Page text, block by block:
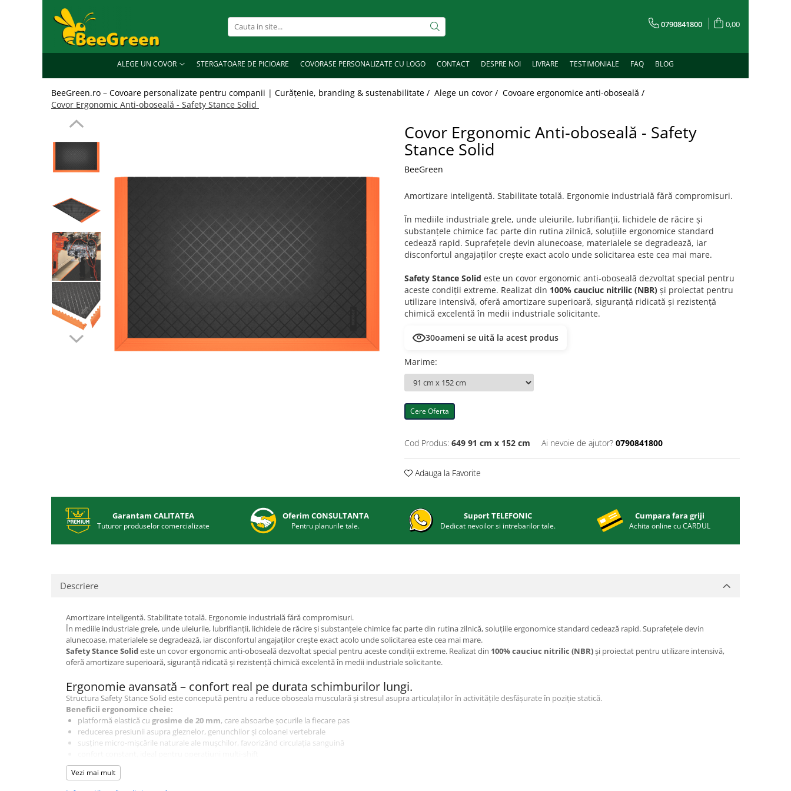
Alege un covor
Covoare de interior
Covoare personalizate
Covoare profesionale
Covoare din aluminiu
0790841800 0,00
ALEGE UN COVOR STERGATOARE DE PICIOARE COVORASE PERSONALIZATE CU LOGO CONTACT DESPRE NOI LIVRARE TESTIMONIALE FAQ BLOG
BeeGreen.ro – Covoare personalizate pentru companii | Curățenie, branding & sustenabilitate / Alege un covor / Covoare ergonomice anti-oboseală /
Covor Ergonomic Anti-oboseală - Safety Stance Solid
Covor Ergonomic Anti-oboseală - Safety
Stance Solid
BeeGreen
Amortizare inteligentă. Stabilitate totală. Ergonomie industrială fără compromisuri.
În mediile industriale grele, unde uleiurile, lubrifianții, lichidele de răcire și
substanțele chimice fac parte din rutina zilnică, soluțiile ergonomice standard
cedează rapid. Suprafețele devin alunecoase, materialele se degradează, iar
disconfortul angajaților crește exact acolo unde solicitarea este cea mai mare.
Safety Stance Solid este un covor ergonomic anti-oboseală dezvoltat special pentru
aceste condiții extreme. Realizat din 100% cauciuc nitrilic (NBR) și proiectat pentru
utilizare intensivă, oferă amortizare superioară, siguranță ridicată și rezistență
chimică excelentă în medii industriale solicitante.
30oameni se uită la acest produs
Marime:
Cere Oferta
Cod Produs: 649 91 cm x 152 cm Ai nevoie de ajutor? 0790841800
Adauga la Favorite
Garantam CALITATEA
Tuturor produselor comercializate
Oferim CONSULTANTA
Pentru planurile tale.
Suport TELEFONIC
Dedicat nevoilor si intrebarilor tale.
Cumpara fara griji
Achita online cu CARDUL
Descriere
Amortizare inteligentă. Stabilitate totală. Ergonomie industrială fără compromisuri.
În mediile industriale grele, unde uleiurile, lubrifianții, lichidele de răcire și substanțele chimice fac parte din rutina zilnică, soluțiile ergonomice standard cedează rapid. Suprafețele devin
alunecoase, materialele se degradează, iar disconfortul angajaților crește exact acolo unde solicitarea este cea mai mare.
Safety Stance Solideste un covor ergonomic anti-oboseală dezvoltat special pentru aceste condiții extreme. Realizat din 100% cauciuc nitrilic (NBR)și proiectat pentru utilizare intensivă,
oferă amortizare superioară, siguranță ridicată și rezistență chimică excelentă în medii industriale solicitante.
Ergonomie avansată – confort real pe durata schimburilor lungi.
Structura Safety Stance Solid este concepută pentru a reduce oboseala musculară și stresul asupra articulațiilor în activitățile desfășurate în poziție statică.
Beneficii ergonomice cheie:
platformă elastică cu grosime de 20 mm, care absoarbe șocurile la fiecare pas
reducerea presiunii asupra gleznelor, genunchilor și coloanei vertebrale
susține micro-mișcările naturale ale mușchilor, favorizând circulația sanguină
Rezultatul este un nivel crescut de confort, concentrare și productivitate pentru operatori.
Vezi mai mult